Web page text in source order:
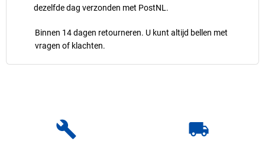
dezelfde dag verzonden met PostNL.
Binnen 14 dagen retourneren. U kunt altijd bellen met
vragen of klachten.
build local_shipping